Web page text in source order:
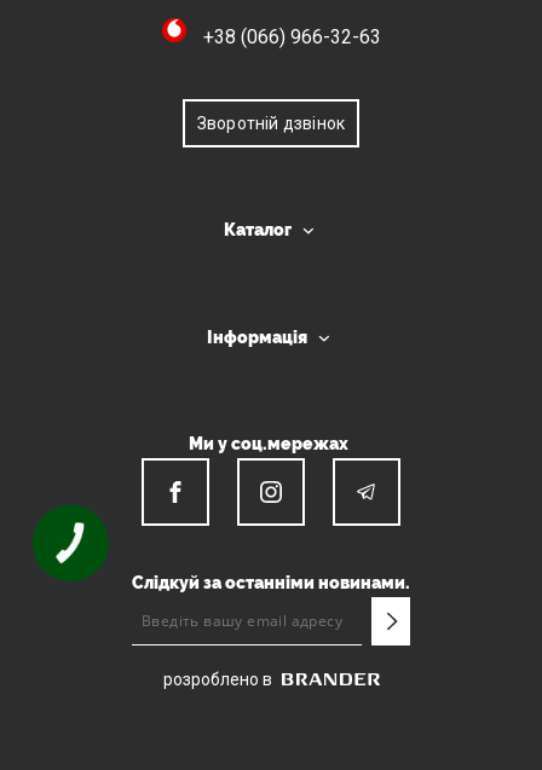
+38 (066) 966-32-63
Зворотній дзвінок
Каталог
Інформація
Ми у соц.мережах
Слідкуй за останніми новинами.
розроблено в
КНОПКА
ЗВ'ЯЗКУ